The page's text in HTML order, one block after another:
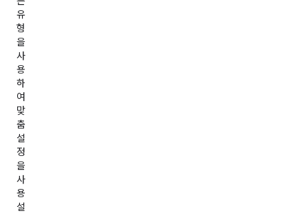
유
형
을
사
용
하
여
맞
춤
설
정
을
사
용
설